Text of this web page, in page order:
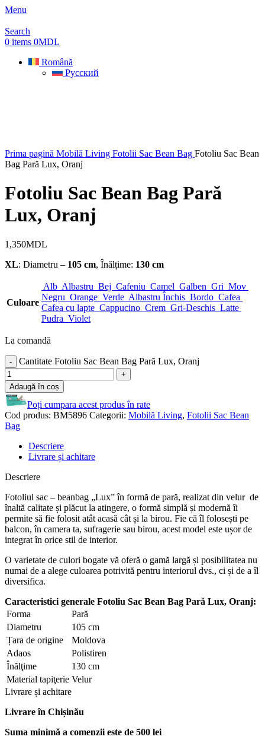
Menu
Search
0 items 0MDL
Română
Русский
Prima pagină Mobilă Living Fotolii Sac Bean Bag Fotoliu Sac Bean
Bag Pară Lux, Oranj
Fotoliu Sac Bean Bag Pară
Lux, Oranj
1,350MDL
XL: Diametru – 105 cm, Înălțime: 130 cm
Culoare
Alb Albastru Bej Cafeniu Camel Galben Gri Mov
Negru Orange Verde Albastru Închis Bordo Cafea
Cafea cu lapte Cappucino Crem Gri-Deschis Latte
Pudra Violet
La comandă
Cantitate Fotoliu Sac Bean Bag Pară Lux, Oranj
Adaugă în coș
Poți cumpara acest produs în rate
Cod produs: BM5896 Categorii: Mobilă Living, Fotolii Sac Bean
Bag
Descriere
Livrare și achitare
Descriere
Fotoliul sac – beanbag „Lux” în formă de pară, realizat din velur de
înaltă calitate și plăcut la atingere, o formă simplă și modernă îi
permite să fie folosit atât acasă cât și la birou. Fie că îl folosești pe
balcon, în camera ta, sufragerie sau birou, acest model este ușor de
integrat în orice stil de interior.
O varietate de culori bogate vă oferă o gamă largă și posibilitatea nu
numai de a alege culoarea potrivită pentru interiorul dvs., ci și de a îl
diversifica.
Caracteristici generale Fotoliu Sac Bean Bag Pară Lux, Oranj:
Forma
Pară
Diametru
105 cm
Țara de origine
Moldova
Adaos
Polistiren
Înălţime
130 cm
Material tapiţerie Velur
Livrare și achitare
Livrareîn Chișinău
Suma minimă a comenzii este de 500 lei